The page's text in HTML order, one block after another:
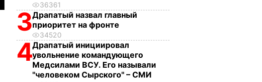
36361
3Драпатый назвал главный
приоритет на фронте
34520
4Драпатый инициировал
увольнение командующего
Медсилами ВСУ. Его называли
"человеком Сырского" – СМИ